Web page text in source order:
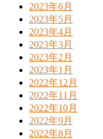
2023年6月
2023年5月
2023年4月
2023年3月
2023年2月
2023年1月
2022年12月
2022年11月
2022年10月
2022年9月
2022年8月